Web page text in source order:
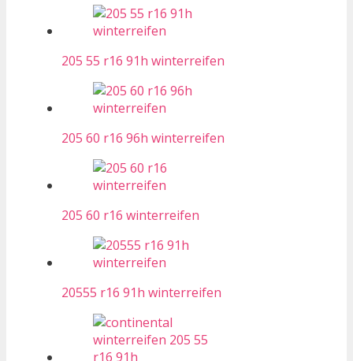
205 55 r16 91h winterreifen
205 60 r16 96h winterreifen
205 60 r16 winterreifen
20555 r16 91h winterreifen